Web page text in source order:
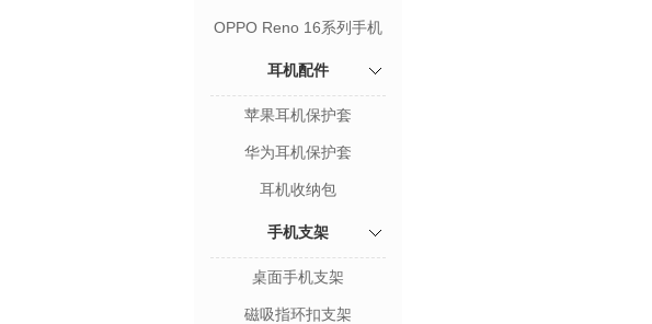
OPPO Reno 16系列手机
耳机配件
苹果耳机保护套
华为耳机保护套
耳机收纳包
手机支架
桌面手机支架
磁吸指环扣支架